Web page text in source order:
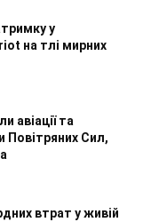
у
на тлі мирних
авіації та
Повітряних Сил,
втрат у живій